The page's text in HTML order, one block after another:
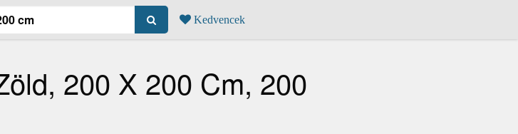
Kedvencek
200 X 200 Cm, 200